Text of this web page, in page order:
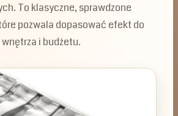
To klasyczne, sprawdzone
pozwala dopasować efekt do
wnętrza i budżetu.